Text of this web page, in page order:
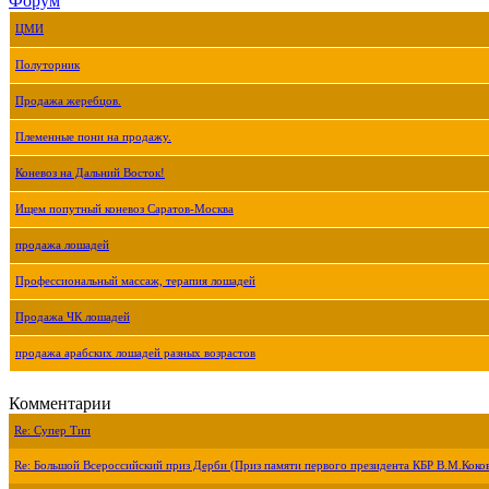
ЦМИ
Полуторник
Продажа жеребцов.
Племенные пони на продажу.
Коневоз на Дальний Восток!
Ищем попутный коневоз Саратов-Москва
продажа лошадей
Профессиональный массаж, терапия лошадей
Продажа ЧК лошадей
продажа арабских лошадей разных возрастов
Комментарии
Re: Супер Тип
Re: Большой Всероссийский приз Дерби (Приз памяти первого президента КБР